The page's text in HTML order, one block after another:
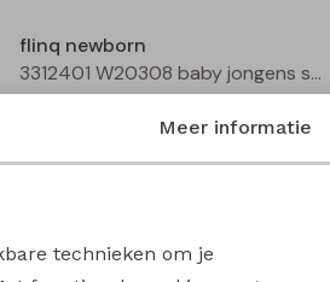
flinq newborn
3312401 W20308 baby jongens sweater Ecru melee
Meer informatie
technieken om je